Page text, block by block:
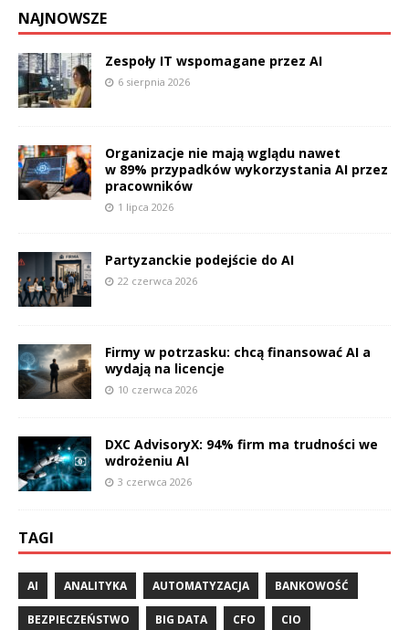
NAJNOWSZE
Zespoły IT wspomagane przez AI
6 sierpnia 2026
Organizacje nie mają wglądu nawet
w 89% przypadków wykorzystania AI przez
pracowników
1 lipca 2026
Partyzanckie podejście do AI
22 czerwca 2026
Firmy w potrzasku: chcą finansować AI a
wydają na licencje
10 czerwca 2026
DXC AdvisoryX: 94% firm ma trudności we
wdrożeniu AI
3 czerwca 2026
TAGI
AI ANALITYKA AUTOMATYZACJA BANKOWOŚĆ
BEZPIECZEŃSTWO BIG DATA CFO CIO